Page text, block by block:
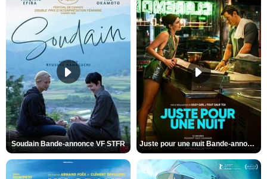
Soudain Bande-annonce VF STFR Juste pour une nuit Bande-annonce VO STFR